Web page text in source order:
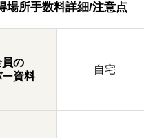
場所手数料詳細/注意点
の
資料
自宅